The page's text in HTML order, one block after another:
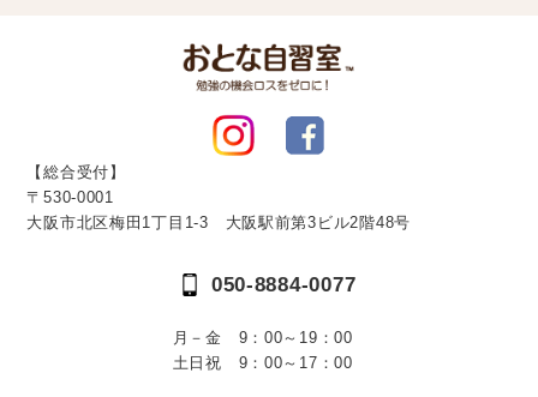
【総合受付】
〒530-0001
大阪市北区梅田1丁目1-3 大阪駅前第3ビル2階48号
050-8884-0077
月－金 9：00～19：00
土日祝 9：00～17：00